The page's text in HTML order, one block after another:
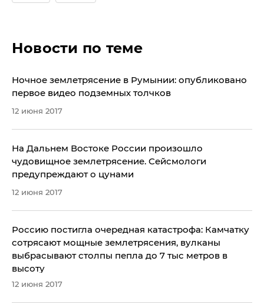
Новости по теме
Ночное землетрясение в Румынии: опубликовано
первое видео подземных толчков
12 июня 2017
​На Дальнем Востоке России произошло
чудовищное землетрясение. Сейсмологи
предупреждают о цунами
12 июня 2017
Россию постигла очередная катастрофа: Камчатку
сотрясают мощные землетрясения, вулканы
выбрасывают столпы пепла до 7 тыс метров в
высоту
12 июня 2017